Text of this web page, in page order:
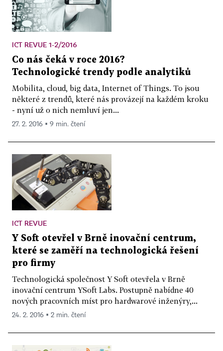
ICT REVUE 1-2/2016
Co nás čeká v roce 2016?
Technologické trendy podle analytiků
Mobilita, cloud, big data, Internet of Things. To jsou
některé z trendů, které nás provázejí na každém kroku
- nyní už o nich nemluví jen...
27. 2. 2016 ▪ 9 min. čtení
ICT REVUE
Y Soft otevřel v Brně inovační centrum,
které se zaměří na technologická řešení
pro firmy
Technologická společnost Y Soft otevřela v Brně
inovační centrum YSoft Labs. Postupně nabídne 40
nových pracovních míst pro hardwarové inženýry,...
24. 2. 2016 ▪ 2 min. čtení